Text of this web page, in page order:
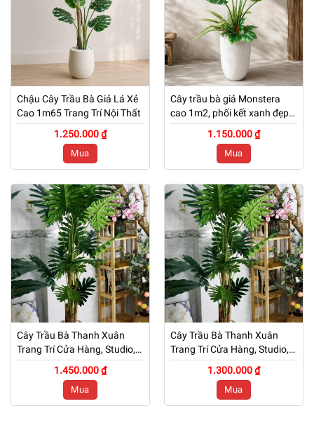
Chậu Cây Trầu Bà Giả Lá Xẻ
Cao 1m65 Trang Trí Nội Thất
1.250.000 ₫
Mua
Cây trầu bà giả Monstera
cao 1m2, phối kết xanh đẹp
tự nhiên
1.150.000 ₫
Mua
Cây Trầu Bà Thanh Xuân
Trang Trí Cửa Hàng, Studio,
Tiệm Quán, Văn Phòng, Nhà
Cửa – Cao 1m7 – Mã: PN-
1.450.000 ₫
Mua
Cây Trầu Bà Thanh Xuân
Trang Trí Cửa Hàng, Studio,
Tiệm Quán, Văn Phòng, Nhà
Cửa – Cao 1m5 – Mã: PN-
1.300.000 ₫
Mua